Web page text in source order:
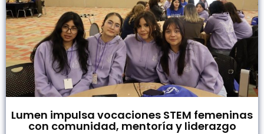
Lumen impulsa vocaciones STEM femeninas
con comunidad, mentoría y liderazgo